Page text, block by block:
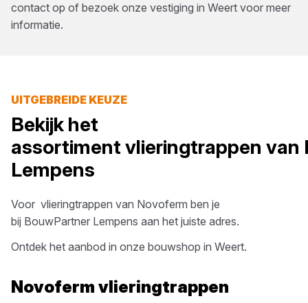
contact op of bezoek onze vestiging in Weert voor meer
informatie.
UITGEBREIDE KEUZE
Bekijk het
assortiment vlieringtrappen van
Lempens
Voor vlieringtrappen van Novoferm ben je
bij BouwPartner Lempens aan het juiste adres.
Ontdek het aanbod in onze bouwshop in Weert.
Novoferm vlieringtrappen